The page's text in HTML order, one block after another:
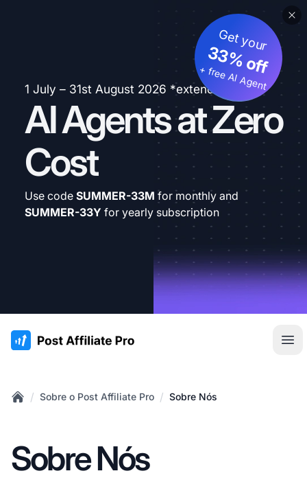
1 July – 31st August 2026 *extended
AI Agents at Zero
Cost
Get your
33% off
+ free AI Agent
Use code SUMMER-33M for monthly and
SUMMER-33Y for yearly subscription
:site.title
/ Sobre o Post Affiliate Pro / Sobre Nós
Sobre Nós